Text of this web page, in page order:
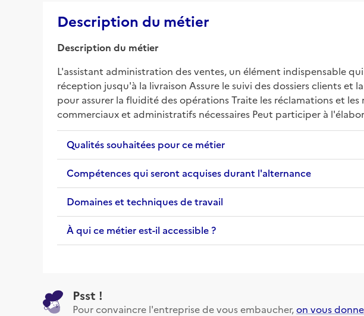
Description du métier
Description du métier
L'assistant administration des ventes, un élément indispensable
réception jusqu'à la livraison Assure le suivi des dossiers clients
pour assurer la fluidité des opérations Traite les réclamations et
commerciaux et administratifs nécessaires Peut participer à
Qualités souhaitées pour ce métier
Compétences qui seront acquises durant l'alternance
Domaines et techniques de travail
À qui ce métier est-il accessible ?
Psst !
Pour convaincre l'entreprise de vous embaucher,on vous